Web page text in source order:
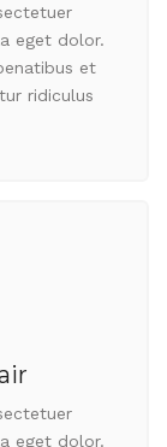
eget dolor.
et
ridiculus
eget dolor.